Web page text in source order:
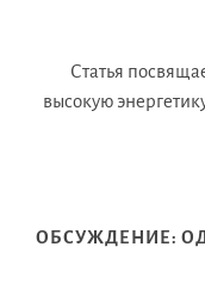
Статья
высокую
ОБСУЖДЕНИЕ: